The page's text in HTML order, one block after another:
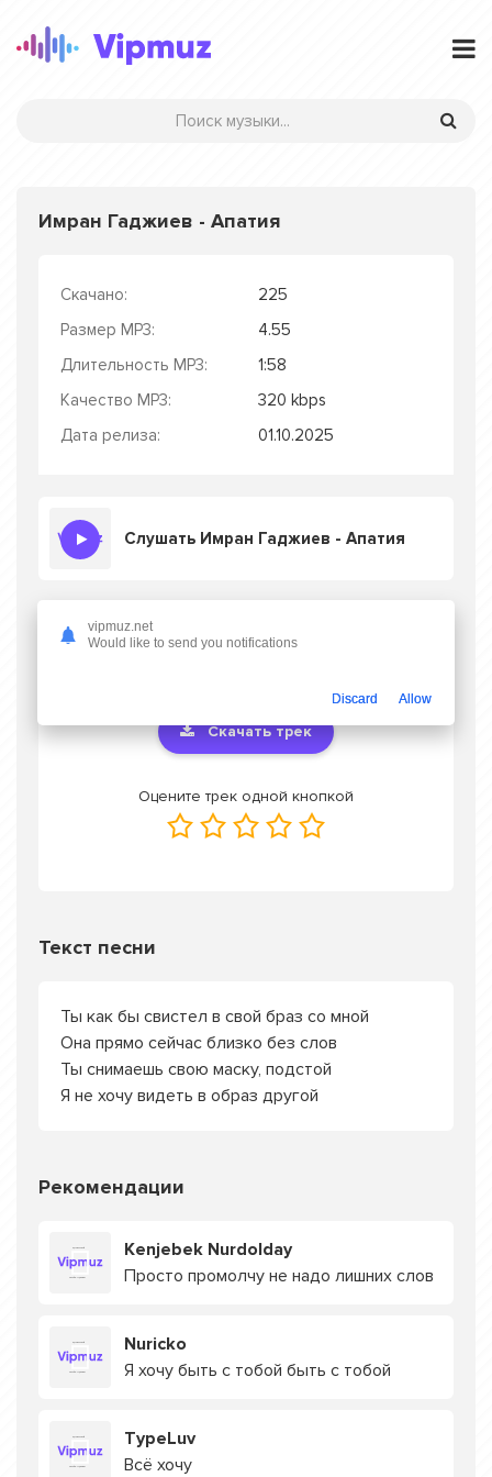
Имран Гаджиев - Апатия
Скачано:
225
Размер MP3:
4.55
Длительность MP3:
1:58
Качество MP3:
320 kbps
Дата релиза:
01.10.2025
Слушать Имран Гаджиев - Апатия
Скачать песню Имран Гаджиев - Апатия
mp3 или слушать онлайн бесплатно
Скачать трек
Оцените трек одной кнопкой
Текст песни
Ты как бы свистел в свой браз со мной
Она прямо сейчас близко без слов
Ты снимаешь свою маску, подстой
Я не хочу видеть в образ другой
Рекомендации
Kenjebek Nurdolday
Просто промолчу не надо лишних слов
Nuricko
Я хочу быть с тобой быть с тобой
TypeLuv
Всё хочу
vipmuz.net
Would like to send you notifications
Discard Allow